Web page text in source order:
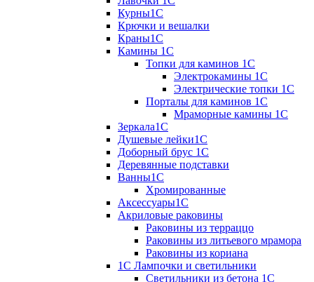
Курны1С
Крючки и вешалки
Краны1С
Камины 1C
Топки для каминов 1C
Электрокамины 1С
Электрические топки 1C
Порталы для каминов 1С
Мраморные камины 1C
Зеркала1С
Душевые лейки1С
Доборный брус 1С
Деревянные подставки
Ванны1С
Хромированные
Аксессуары1С
Акриловые раковины
Раковины из терраццо
Раковины из литьевого мрамора
Раковины из кориана
1С Лампочки и светильники
Светильники из бетона 1С